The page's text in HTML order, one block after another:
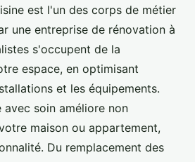
est l'un des corps de métier
une entreprise de rénovation à
s'occupent de la
espace, en optimisant
et les équipements.
avec soin améliore non
maison ou appartement,
Du remplacement des